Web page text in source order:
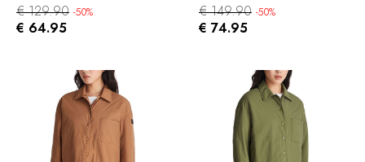
€ 129.90 -50%
€ 64.95
€ 149.90 -50%
€ 74.95